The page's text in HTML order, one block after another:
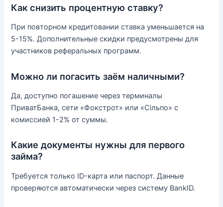
Как снизить процентную ставку?
При повторном кредитовании ставка уменьшается на
5-15%. Дополнительные скидки предусмотрены для
участников реферальных программ.
Можно ли погасить заём наличными?
Да, доступно погашение через терминалы
ПриватБанка, сети «Фокстрот» или «Сільпо» с
комиссией 1-2% от суммы.
Какие документы нужны для первого
займа?
Требуется только ID-карта или паспорт. Данные
проверяются автоматически через систему BankID.